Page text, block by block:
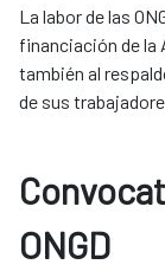
La labor de las
financiación de la
también al
de sus
ONGD